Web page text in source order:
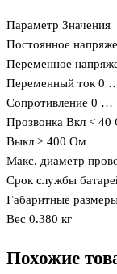
Параметр Значения
Постоянное
Переменное
Переменный ток 0
Сопротивление 0
Прозвонка Вкл < 40
Выкл > 400 Ом
Макс. диаметр
Срок службы
Габаритные
Вес 0.380 кг
Похожие